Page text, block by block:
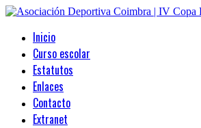
Inicio
Curso escolar
Estatutos
Enlaces
Contacto
Extranet